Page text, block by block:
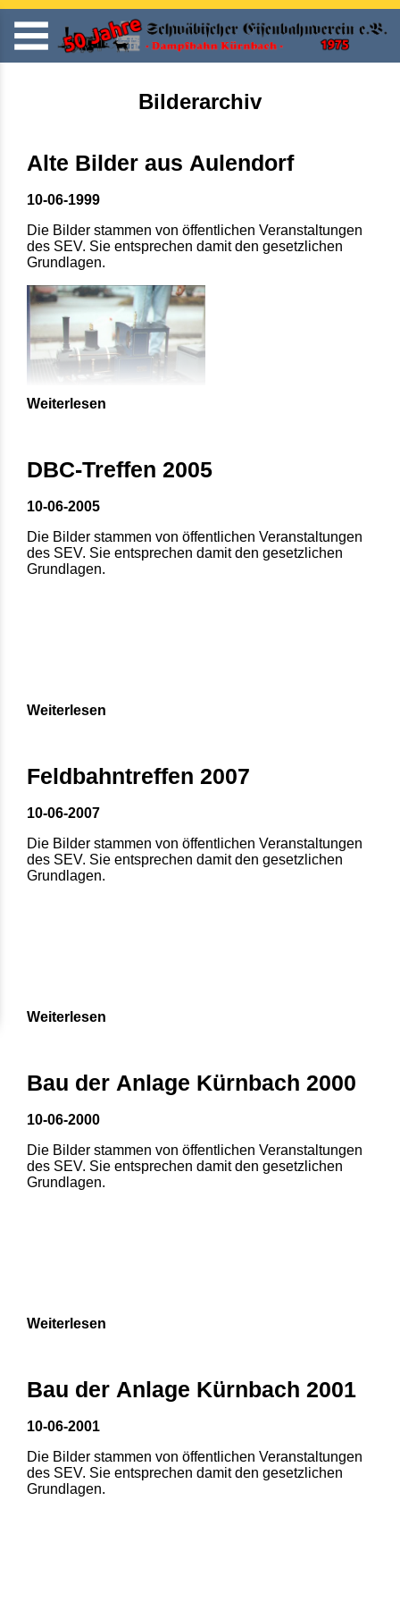
Bilderarchiv
Alte Bilder aus Aulendorf
10-06-1999
Die Bilder stammen von öffentlichen Veranstaltungen
des SEV. Sie entsprechen damit den gesetzlichen
Grundlagen.
Weiterlesen
DBC-Treffen 2005
10-06-2005
Die Bilder stammen von öffentlichen Veranstaltungen
des SEV. Sie entsprechen damit den gesetzlichen
Grundlagen.
Weiterlesen
Feldbahntreffen 2007
10-06-2007
Die Bilder stammen von öffentlichen Veranstaltungen
des SEV. Sie entsprechen damit den gesetzlichen
Grundlagen.
Weiterlesen
Bau der Anlage Kürnbach 2000
10-06-2000
Die Bilder stammen von öffentlichen Veranstaltungen
des SEV. Sie entsprechen damit den gesetzlichen
Grundlagen.
Weiterlesen
Bau der Anlage Kürnbach 2001
10-06-2001
Die Bilder stammen von öffentlichen Veranstaltungen
des SEV. Sie entsprechen damit den gesetzlichen
Grundlagen.